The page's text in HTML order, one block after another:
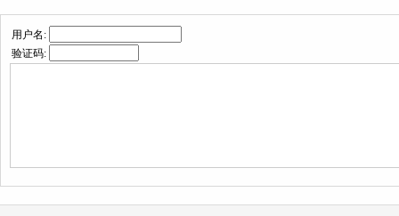
用户名:
验证码: